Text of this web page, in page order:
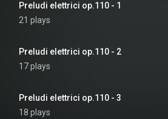
Preludi elettrici op.110 - 1
21 plays
Preludi elettrici op.110 - 2
17 plays
Preludi elettrici op.110 - 3
18 plays